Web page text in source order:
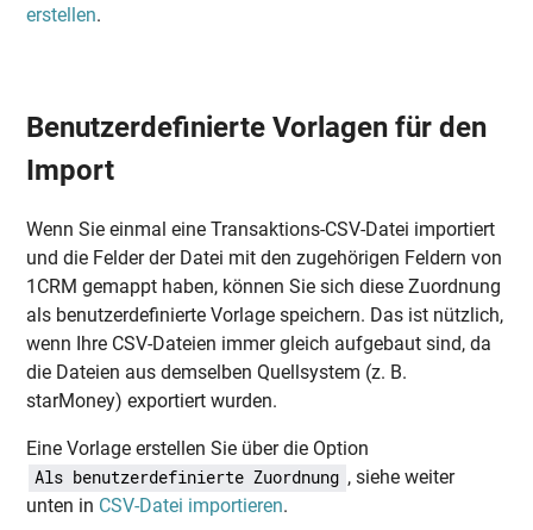
erstellen.
Benutzerdefinierte Vorlagen für den
Import
Wenn Sie einmal eine Transaktions-CSV-Datei importiert
und die Felder der Datei mit den zugehörigen Feldern von
1CRM gemappt haben, können Sie sich diese Zuordnung
als benutzerdefinierte Vorlage speichern. Das ist nützlich,
wenn Ihre CSV-Dateien immer gleich aufgebaut sind, da
die Dateien aus demselben Quellsystem (z. B.
starMoney) exportiert wurden.
Eine Vorlage erstellen Sie über die Option
Als benutzerdefinierte Zuordnung , siehe weiter
unten in CSV-Datei importieren.